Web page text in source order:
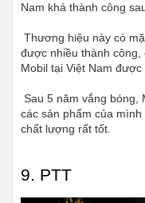
Nam khá thành công
được nhiều thành công,
Mobil tại Việt Nam
các sản phẩm của
chất lượng rất tốt.
9. PTT